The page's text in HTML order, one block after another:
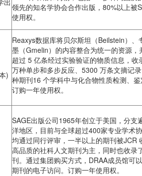
出 领先的知名学协会合作出版，80%以上被
使用权。
)
Reaxys数据库将贝尔斯坦（Beilstein）
墨（Gmelin）的内容整合为统一的资源
超过 5 亿条经过实验验证的物质信息，
万种单步和多步反应、5300 万条文摘记
种期刊16 个学科中与化合物性质检测、
订购一年使用权。
SAGE出版公司1965年创立于美国，分支
洋地区，目前与全球超过400家专业学术
均通过同行评审，一半以上的期刊被JCR
高品质的社科人文期刊为主，同时也收录
刊。通过集团购买方式，DRAA成员馆可
期刊的电子访问。订购一年使用权。